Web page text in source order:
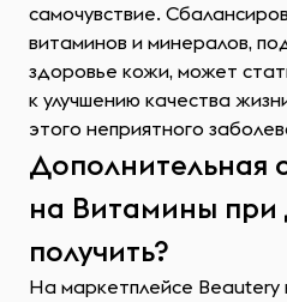
самочувствие.
витаминов и минералов,
здоровье кожи, может
к улучшению качества
этого неприятного
Дополнительная
на Витамины при
получить?
На маркетплейсе Beautery